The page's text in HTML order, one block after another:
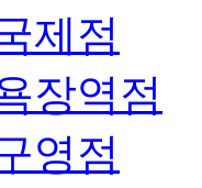
제점
장역점
영점